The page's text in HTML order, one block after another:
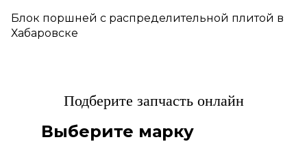
Блок поршней c распределительной плитой в
Хабаровске
Подберите запчасть онлайн
Выберите марку